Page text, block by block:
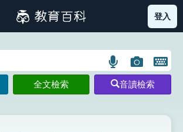
筆畫索引圖示 部首索引表圖示
登入
語
言
搜
圖
片
搜
開
鍵
圖
全文檢索 音讀檢索